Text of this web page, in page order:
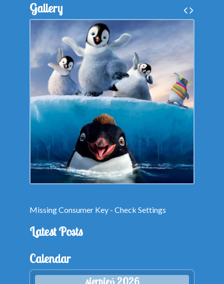
Gallery
Missing Consumer Key - Check Settings
Latest Posts
Calendar
sierpień 2026